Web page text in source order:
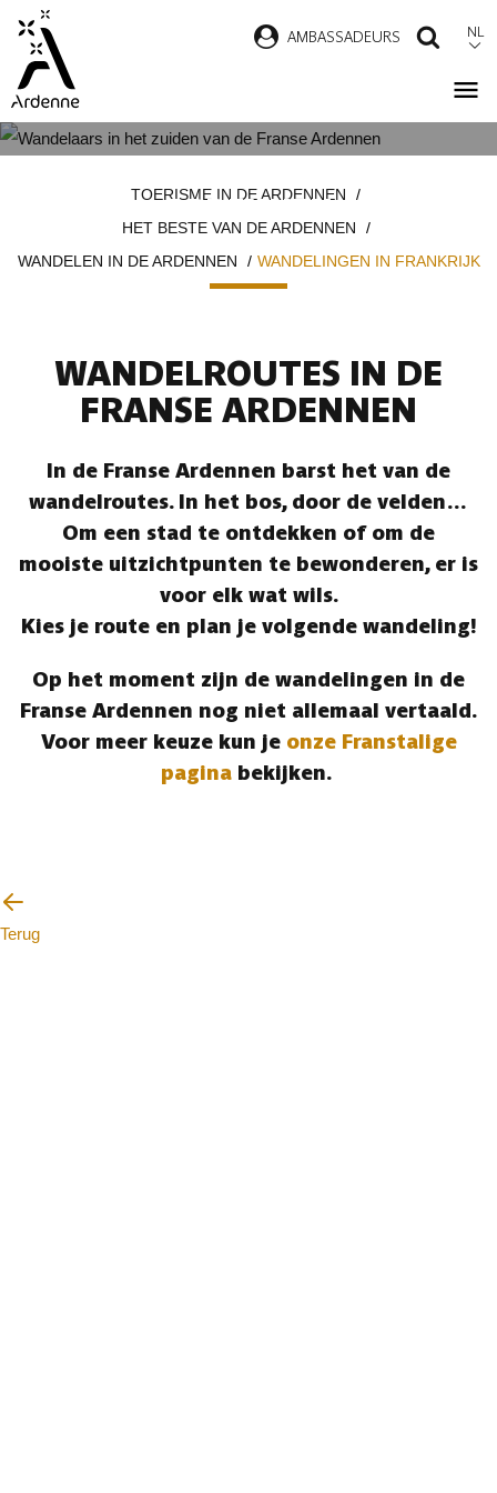
Overslaan
naar
inhoud
AMBASSADEURS NL
ARDENNEN
TOERISME IN DE ARDENNEN
HET BESTE VAN DE ARDENNEN
WANDELEN IN DE ARDENNEN
WANDELINGEN IN FRANKRIJK
WANDELROUTES IN DE
FRANSE ARDENNEN
In de Franse Ardennen barst het van de
wandelroutes. In het bos, door de velden…
Om een stad te ontdekken of om de
mooiste uitzichtpunten te bewonderen, er is
voor elk wat wils.
Kies je route en plan je volgende wandeling!
Op het moment zijn de wandelingen in de
Franse Ardennen nog niet allemaal vertaald.
Voor meer keuze kun je onze Franstalige
pagina bekijken.
Terug